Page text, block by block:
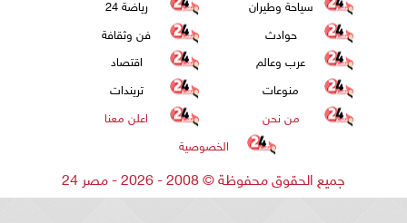
سياحة وطيران
رياضة 24
حوادث
فن وثقافة
عرب وعالم
اقتصاد
منوعات
تريندات
من نحن
اعلن معنا
الخصوصية
جميع الحقوق محفوظة©